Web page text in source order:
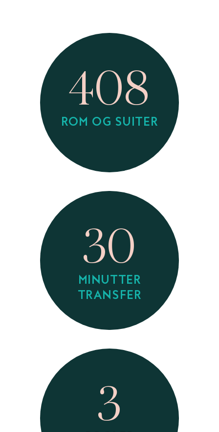
408
ROM OG SUITER
30
MINUTTER
TRANSFER
3